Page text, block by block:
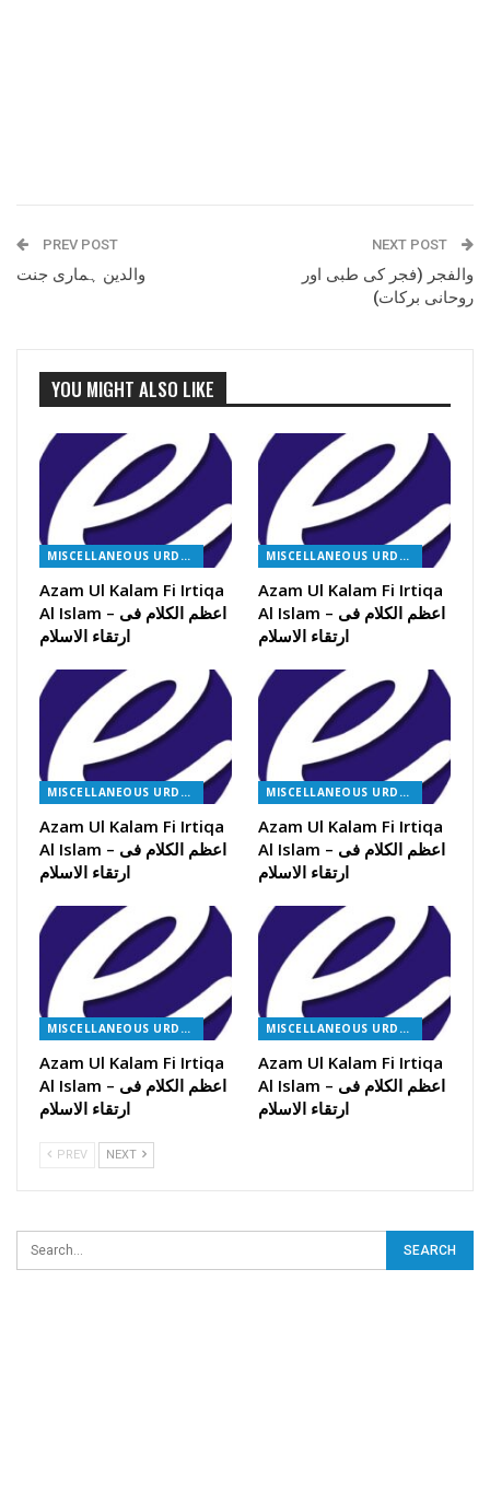
PREV POST
والدین ہماری جنت
NEXT POST
والفجر (فجر کی طبی اور
روحانی برکات)
YOU MIGHT ALSO LIKE
MISCELLANEOUS URDU BOOKS
Azam Ul Kalam Fi Irtiqa
Al Islam – اعظم الکلام فی
ارتقاء الاسلام
MISCELLANEOUS URDU BOOKS
Azam Ul Kalam Fi Irtiqa
Al Islam – اعظم الکلام فی
ارتقاء الاسلام
MISCELLANEOUS URDU BOOKS
Azam Ul Kalam Fi Irtiqa
Al Islam – اعظم الکلام فی
ارتقاء الاسلام
MISCELLANEOUS URDU BOOKS
Azam Ul Kalam Fi Irtiqa
Al Islam – اعظم الکلام فی
ارتقاء الاسلام
MISCELLANEOUS URDU BOOKS
Azam Ul Kalam Fi Irtiqa
Al Islam – اعظم الکلام فی
ارتقاء الاسلام
MISCELLANEOUS URDU BOOKS
Azam Ul Kalam Fi Irtiqa
Al Islam – اعظم الکلام فی
ارتقاء الاسلام
PREV NEXT